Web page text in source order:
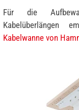
Für die
Kabelüberlängen
Kabelwanne von